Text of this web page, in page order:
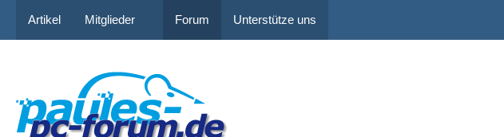
Artikel Mitglieder Forum Unterstütze uns